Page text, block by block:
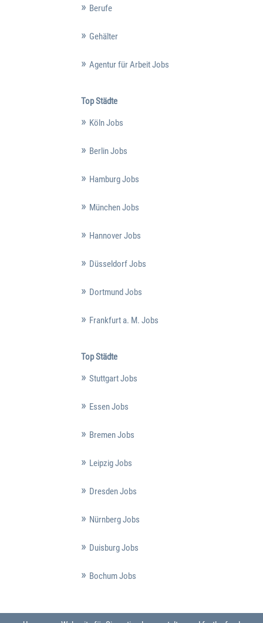
Berufe
Gehälter
Agentur für Arbeit Jobs
Top Städte
Köln Jobs
Berlin Jobs
Hamburg Jobs
München Jobs
Hannover Jobs
Düsseldorf Jobs
Dortmund Jobs
Frankfurt a. M. Jobs
Top Städte
Stuttgart Jobs
Essen Jobs
Bremen Jobs
Leipzig Jobs
Dresden Jobs
Nürnberg Jobs
Duisburg Jobs
Bochum Jobs